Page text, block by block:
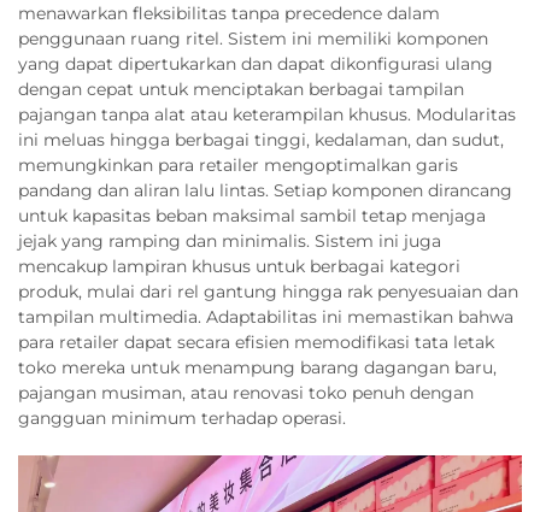
menawarkan fleksibilitas tanpa precedence dalam
penggunaan ruang ritel. Sistem ini memiliki komponen
yang dapat dipertukarkan dan dapat dikonfigurasi ulang
dengan cepat untuk menciptakan berbagai tampilan
pajangan tanpa alat atau keterampilan khusus. Modularitas
ini meluas hingga berbagai tinggi, kedalaman, dan sudut,
memungkinkan para retailer mengoptimalkan garis
pandang dan aliran lalu lintas. Setiap komponen dirancang
untuk kapasitas beban maksimal sambil tetap menjaga
jejak yang ramping dan minimalis. Sistem ini juga
mencakup lampiran khusus untuk berbagai kategori
produk, mulai dari rel gantung hingga rak penyesuaian dan
tampilan multimedia. Adaptabilitas ini memastikan bahwa
para retailer dapat secara efisien memodifikasi tata letak
toko mereka untuk menampung barang dagangan baru,
pajangan musiman, atau renovasi toko penuh dengan
gangguan minimum terhadap operasi.